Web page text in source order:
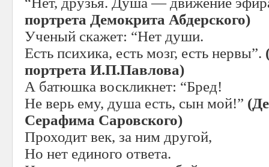
портрета Демокрита Абдерского)
Ученый скажет: “Нет души.
Есть психика, есть мозг, есть нервы”.
портрета И.П.Павлова)
А батюшка воскликнет: “Бред!
Не верь ему, душа есть, сын мой!”
Серафима Саровского)
Проходит век, за ним другой,
Но нет единого ответа.